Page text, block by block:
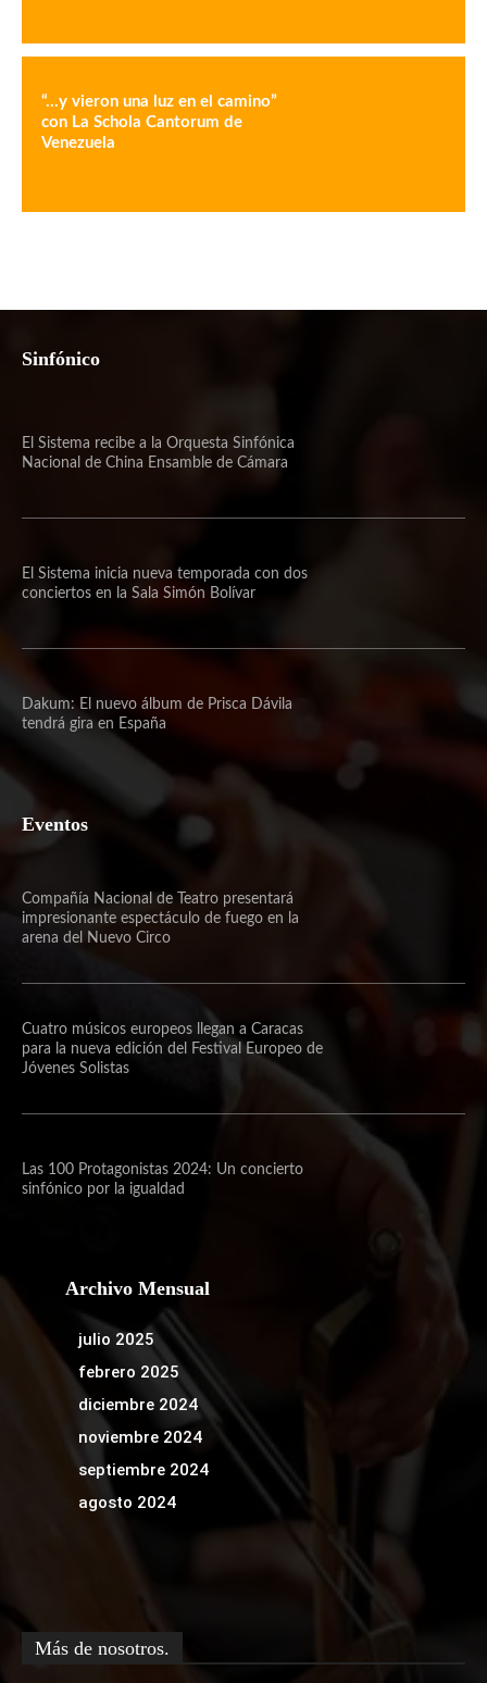
“…y vieron una luz en el camino”
con La Schola Cantorum de
Venezuela
Sinfónico
El Sistema recibe a la Orquesta Sinfónica
Nacional de China Ensamble de Cámara
El Sistema inicia nueva temporada con dos
conciertos en la Sala Simón Bolívar
Dakum: El nuevo álbum de Prisca Dávila
tendrá gira en España
Eventos
Compañía Nacional de Teatro presentará
impresionante espectáculo de fuego en la
arena del Nuevo Circo
Cuatro músicos europeos llegan a Caracas
para la nueva edición del Festival Europeo de
Jóvenes Solistas
Las 100 Protagonistas 2024: Un concierto
sinfónico por la igualdad
Archivo Mensual
julio 2025
febrero 2025
diciembre 2024
noviembre 2024
septiembre 2024
agosto 2024
Más de nosotros.